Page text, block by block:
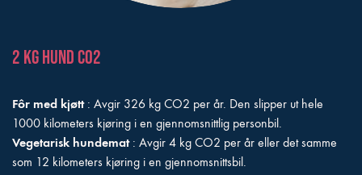
2 kg hund CO2
Fôr med kjøtt: Avgir 326 kg CO2 per år. Den slipper ut hele
1000 kilometers kjøring i en gjennomsnittlig personbil.
Vegetarisk hundemat: Avgir 4 kg CO2 per år eller det samme
som 12 kilometers kjøring i en gjennomsnittsbil.